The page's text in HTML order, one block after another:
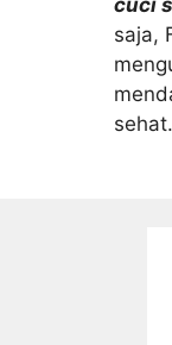
cuci
saja,
sehat.